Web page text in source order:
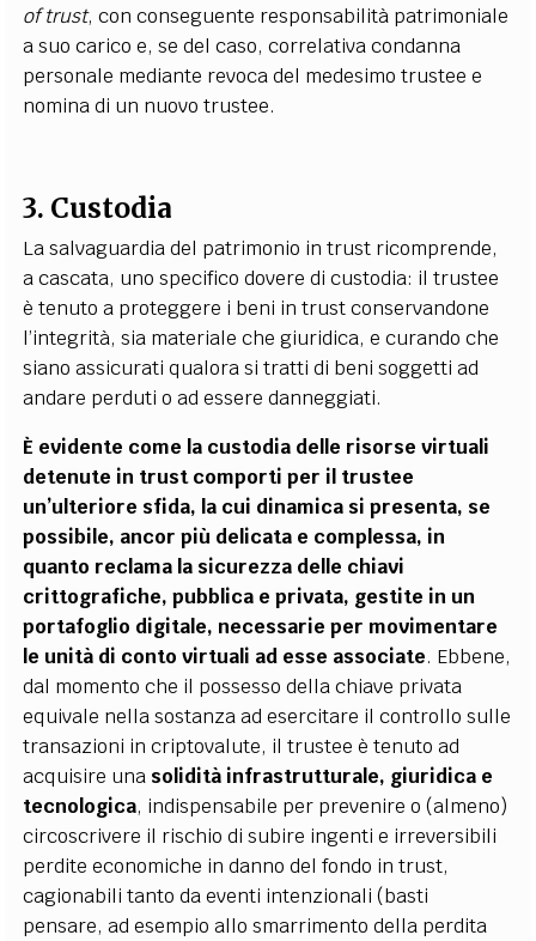
of trust, con conseguente responsabilità patrimoniale
a suo carico e, se del caso, correlativa condanna
personale mediante revoca del medesimo trustee e
nomina di un nuovo trustee.
3. Custodia
La salvaguardia del patrimonio in trust ricomprende,
a cascata, uno specifico dovere di custodia: il trustee
è tenuto a proteggere i beni in trust conservandone
l’integrità, sia materiale che giuridica, e curando che
siano assicurati qualora si tratti di beni soggetti ad
andare perduti o ad essere danneggiati.
È evidente come la custodia delle risorse virtuali
detenute in trust comporti per il trustee
un’ulteriore sfida, la cui dinamica si presenta, se
possibile, ancor più delicata e complessa, in
quanto reclama la sicurezza delle chiavi
crittografiche, pubblica e privata, gestite in un
portafoglio digitale, necessarie per movimentare
le unità di conto virtuali ad esse associate. Ebbene,
dal momento che il possesso della chiave privata
equivale nella sostanza ad esercitare il controllo sulle
transazioni in criptovalute, il trustee è tenuto ad
acquisire una solidità infrastrutturale, giuridica e
tecnologica, indispensabile per prevenire o (almeno)
circoscrivere il rischio di subire ingenti e irreversibili
perdite economiche in danno del fondo in trust,
cagionabili tanto da eventi intenzionali (basti
pensare, ad esempio allo smarrimento della perdita